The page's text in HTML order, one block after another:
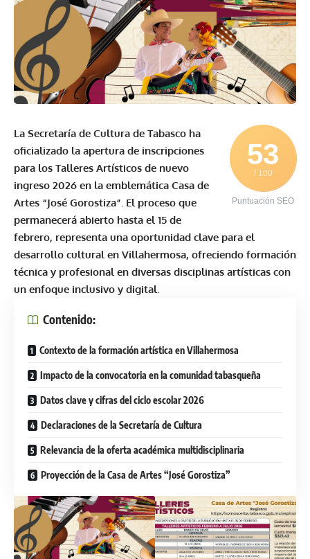
53
/ 100
Puntuación SEO
La Secretaría de Cultura de Tabasco ha
oficializado la apertura de inscripciones
para los Talleres Artísticos de nuevo
ingreso 2026 en la emblemática Casa de
Artes “José Gorostiza”. El proceso que
permanecerá abierto hasta el 15 de
febrero, representa una oportunidad clave para el
desarrollo cultural en Villahermosa, ofreciendo formación
técnica y profesional en diversas disciplinas artísticas con
un enfoque inclusivo y digital.
Contenido:
Contexto de la formación artística en Villahermosa
Impacto de la convocatoria en la comunidad tabasqueña
Datos clave y cifras del ciclo escolar 2026
Declaraciones de la Secretaría de Cultura
Relevancia de la oferta académica multidisciplinaria
Proyección de la Casa de Artes “José Gorostiza”